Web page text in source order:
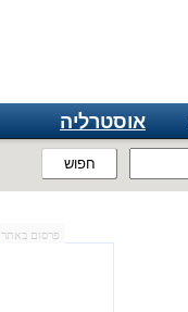
חפוש
אוסטרליה
פרסום באתר